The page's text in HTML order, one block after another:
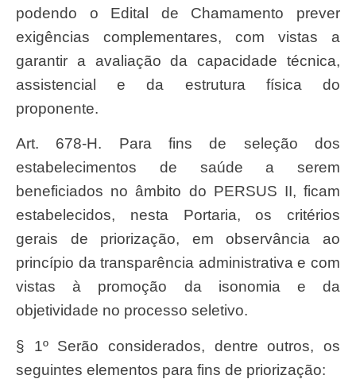
podendo o Edital de Chamamento prever
exigências complementares, com vistas a
garantir a avaliação da capacidade técnica,
assistencial e da estrutura física do
proponente.
Art. 678-H. Para fins de seleção dos
estabelecimentos de saúde a serem
beneficiados no âmbito do PERSUS II, ficam
estabelecidos, nesta Portaria, os critérios
gerais de priorização, em observância ao
princípio da transparência administrativa e com
vistas à promoção da isonomia e da
objetividade no processo seletivo.
§ 1º Serão considerados, dentre outros, os
seguintes elementos para fins de priorização: